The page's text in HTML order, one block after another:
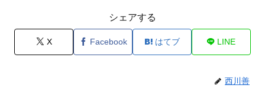
シェアする
X Facebook はてブ LINE
西川善